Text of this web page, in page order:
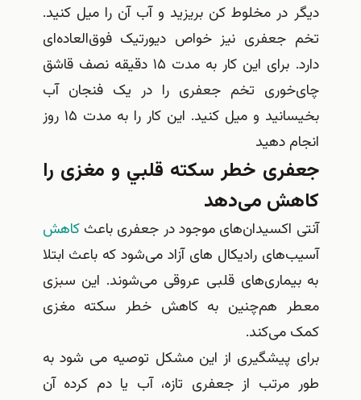
دیگر در مخلوط کن بریزید و آب آن را میل کنید.
تخم جعفری نیز خواص دیورتیک فوق‌العاده‌ای
دارد. برای این کار به مدت ۱۵ دقیقه نصف قاشق
چای‌خوری تخم جعفری را در یک فنجان آب
بخیسانید و میل کنید. این کار را به مدت ۱۵ روز
انجام دهید
جعفری خطر سکته قلبي و مغزی را
کاهش می‌دهد
آنتی اکسیدان‌های موجود در جعفری باعثکاهش
آسیب‌های رادیکال های آزاد می‌شود که باعث ابتلا
به بیماری‌های قلبی عروقی می‌شوند. این سبزی
معطر هم‌چنین به کاهش خطر سکته مغزی
کمک می‌کند.
برای پیشگیری از این مشکل توصیه می شود به
طور مرتب از جعفری تازه، آب یا دم کرده آن